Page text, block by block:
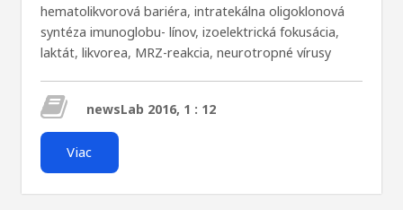
hematolikvorová bariéra, intratekálna oligoklonová
syntéza imunoglobu- línov, izoelektrická fokusácia,
laktát, likvorea, MRZ-reakcia, neurotropné vírusy
newsLab 2016, 1 : 12
Viac